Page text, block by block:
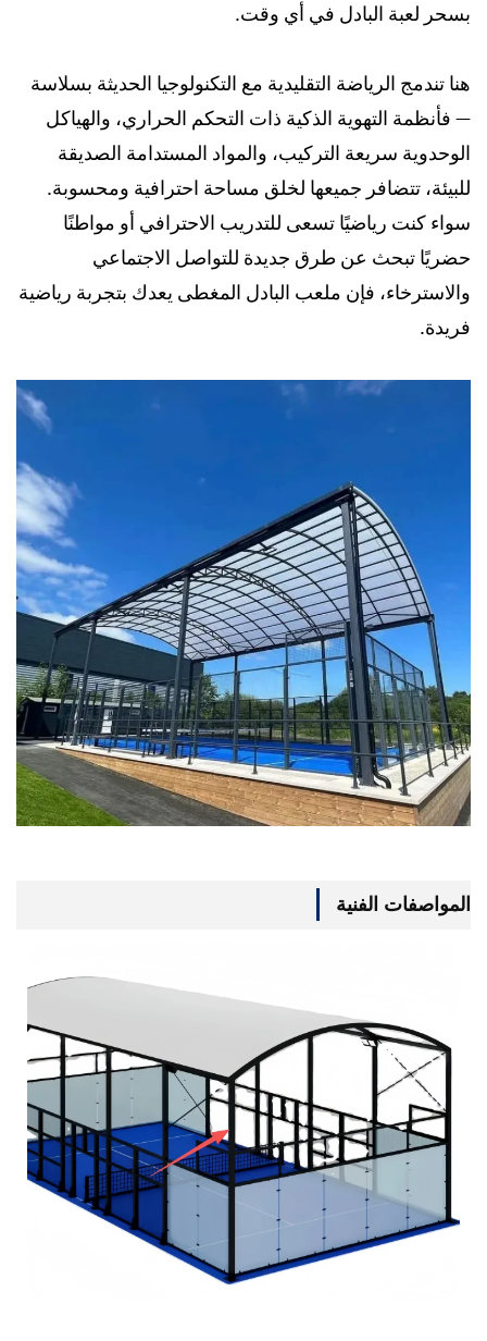
بسحر لعبة البادل في أي وقت.
هنا تندمج الرياضة التقليدية مع التكنولوجيا الحديثة بسلاسة
— فأنظمة التهوية الذكية ذات التحكم الحراري، والهياكل
الوحدوية سريعة التركيب، والمواد المستدامة الصديقة
للبيئة، تتضافر جميعها لخلق مساحة احترافية ومحسوبة.
سواء كنت رياضيًا تسعى للتدريب الاحترافي أو مواطنًا
حضريًا تبحث عن طرق جديدة للتواصل الاجتماعي
والاسترخاء، فإن ملعب البادل المغطى يعدك بتجربة رياضية
فريدة.
المواصفات الفنية